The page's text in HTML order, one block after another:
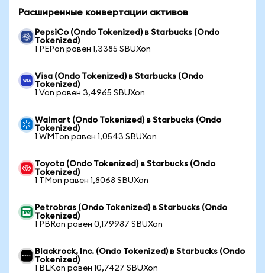
Расширенные конвертации активов
PepsiCo (Ondo Tokenized) в Starbucks (Ondo
Tokenized)
1 PEPon равен 1,3385 SBUXon
Visa (Ondo Tokenized) в Starbucks (Ondo
Tokenized)
1 Von равен 3,4965 SBUXon
Walmart (Ondo Tokenized) в Starbucks (Ondo
Tokenized)
1 WMTon равен 1,0543 SBUXon
Toyota (Ondo Tokenized) в Starbucks (Ondo
Tokenized)
1 TMon равен 1,8068 SBUXon
Petrobras (Ondo Tokenized) в Starbucks (Ondo
Tokenized)
1 PBRon равен 0,179987 SBUXon
Blackrock, Inc. (Ondo Tokenized) в Starbucks (Ondo
Tokenized)
1 BLKon равен 10,7427 SBUXon